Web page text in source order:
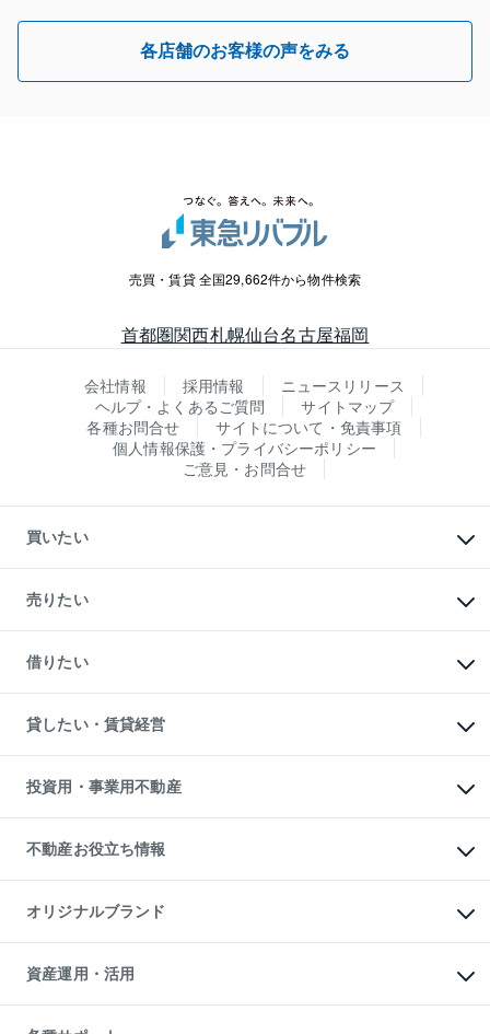
各店舗のお客様の声をみる
売買・賃貸 全国29,662件から物件検索
首都圏関西札幌仙台名古屋福岡
会社情報 採用情報
ニュースリリース
ヘルプ・よくあるご質問
サイトマップ
各種お問合せ
サイトについて・免責事項
個人情報保護・プライバシーポリシー
ご意見・お問合せ
買いたい
新築・分譲マンションの購入
中古マンションの購入
一戸建ての購入
中古一戸建ての購入
不動産購入の流れ
注目キーワード物件特集
購入ガイド
English 繁体中文簡体中文
売りたい
一戸建ての売却・査定
土地の売却・査定
スピードAI査定
不動産査定について
不動産売却の流れ
不動産買換えの流れ
売却ガイド
借りたい
オフィス・店舗の賃貸
借りるときの流れ
借りるガイド
貸したい・賃貸経営
マンション賃料データ
賃貸管理プラン
リロケーションについて
貸すガイド
投資用・事業用不動産
事業用不動産
マンション投資
投資用マンション
アパート経営
収益物件
ビル購入（ビル一棟）
投資用不動産の売却査定
事業用不動産の売却査定
不動産お役立ち情報
マンションライブラリー
人気マンションランキング
暮らしに役立つ不動産メディア
不動産相場・不動産価格情報
不動産コラム・ニュース
不動産用語集
オリジナルブランド
一棟リノベーションマンション
L`GENTE（ルジェンテ）
区分リノベーションマンション
資産運用・活用